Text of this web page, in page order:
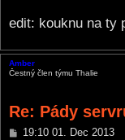
edit: kouknu na ty
Amber
Čestný člen týmu Thalie
Re: Pády
P19:10 01. Dec 2013